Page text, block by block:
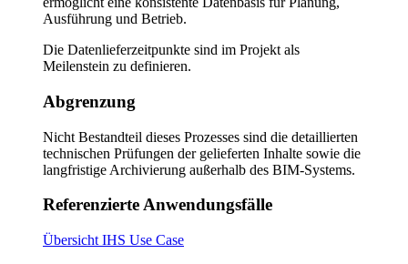
Ausführung und Betrieb.
Die Datenlieferzeitpunkte sind im Projekt als
Meilenstein zu definieren.
Abgrenzung
Nicht Bestandteil dieses Prozesses sind die detaillierten
technischen Prüfungen der gelieferten Inhalte sowie die
langfristige Archivierung außerhalb des BIM-Systems.
Referenzierte Anwendungsfälle
Übersicht IHS Use Case